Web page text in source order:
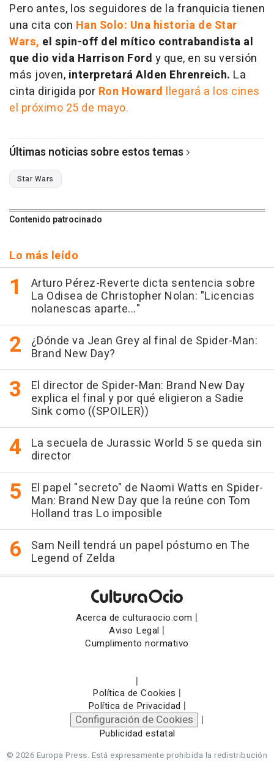
Pero antes, los seguidores de la franquicia tienen
una cita con Han Solo: Una historia de Star
Wars, el spin-off del mítico contrabandista al
que dio vida Harrison Ford y que, en su versión
más joven, interpretará Alden Ehrenreich. La
cinta dirigida por Ron Howard llegará a los cines
el próximo 25 de mayo.
Últimas noticias sobre estos temas
Star Wars
Contenido patrocinado
Lo más leído
Arturo Pérez-Reverte dicta sentencia sobre
La Odisea de Christopher Nolan: "Licencias
nolanescas aparte..."
¿Dónde va Jean Grey al final de Spider-Man:
Brand New Day?
El director de Spider-Man: Brand New Day
explica el final y por qué eligieron a Sadie
Sink como ((SPOILER))
La secuela de Jurassic World 5 se queda sin
director
El papel "secreto" de Naomi Watts en Spider-
Man: Brand New Day que la reúne con Tom
Holland tras Lo imposible
Sam Neill tendrá un papel póstumo en The
Legend of Zelda
Acerca de culturaocio.com |
Aviso Legal |
Cumplimento normativo
|
Política de Cookies |
Política de Privacidad |
Configuración de Cookies |
Publicidad estatal
© 2026 Europa Press. Está expresamente prohibida la redistribución